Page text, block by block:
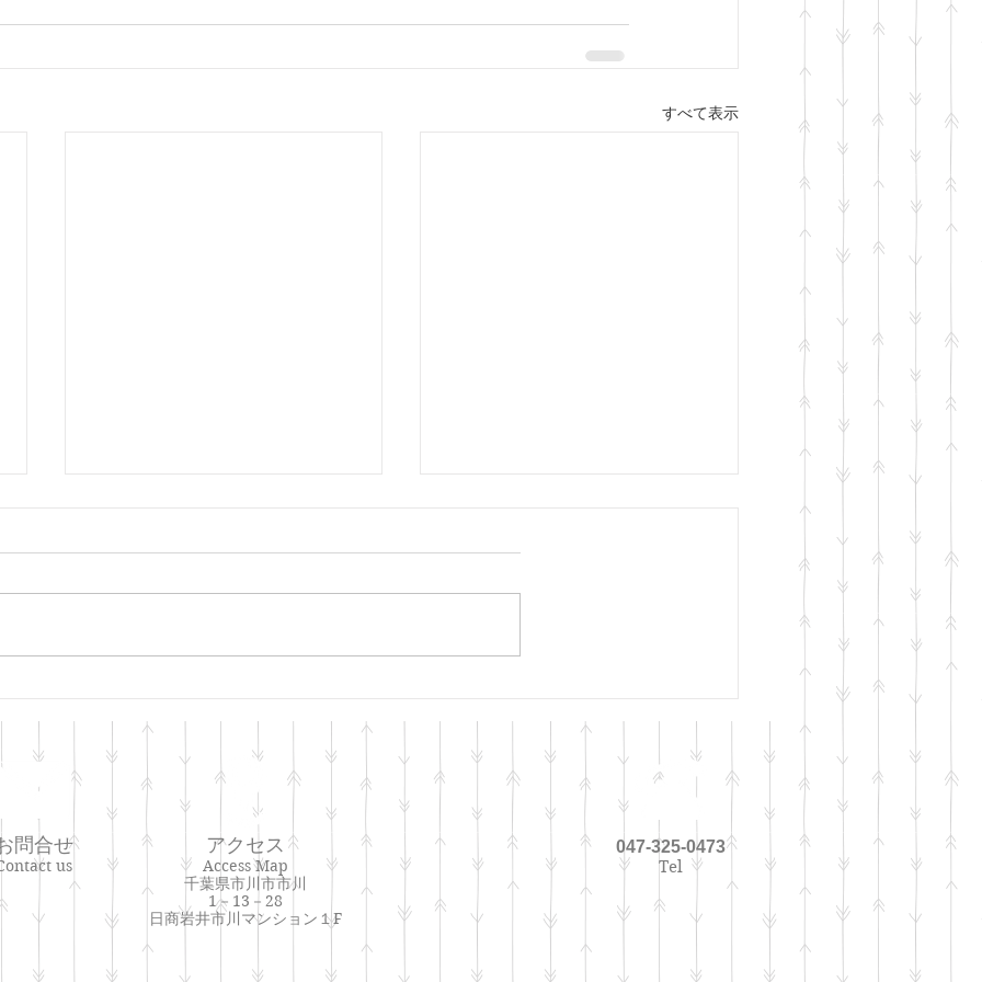
すべて表示
に。。。】
問合せ
us
アクセス
Access Map
千葉県市川市市川
1－13－28
日商岩井市川マンション１F
047-325-0473
Tel